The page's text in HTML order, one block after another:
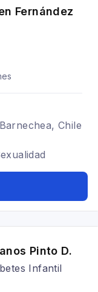
Fernández
Chile
Pinto D.
Infantil